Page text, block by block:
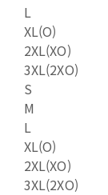
L
XL(O)
2XL(XO)
3XL(2XO)
S
M
L
XL(O)
2XL(XO)
3XL(2XO)